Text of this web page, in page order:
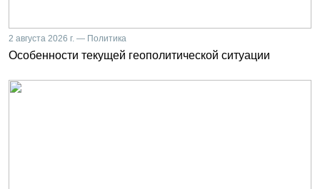
2 августа 2026 г. — Политика
Особенности текущей геополитической ситуации